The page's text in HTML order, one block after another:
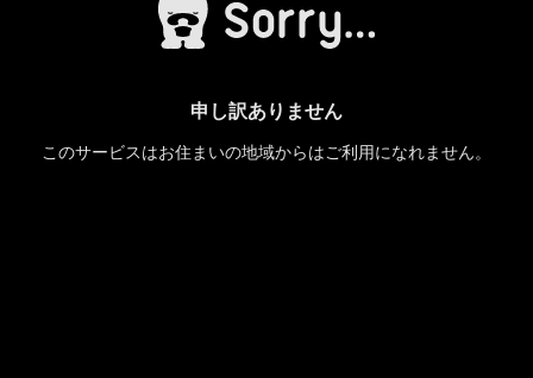
申し訳ありません
このサービスはお住まいの地域からはご利用になれません。